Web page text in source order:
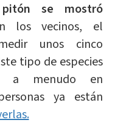
se mostró
los vecinos, el
unos cinco
tipo de especies
a menudo en
ya están